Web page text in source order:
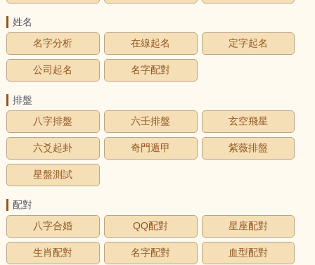
姓名
名字分析
在線起名 定字起名
公司起名 名字配對
排盤
八字排盤
六壬排盤 玄空飛星
六爻起卦 奇門遁甲 紫薇排盤
星盤測試
配對
八字合婚
QQ配對 星座配對
生肖配對 名字配對 血型配對